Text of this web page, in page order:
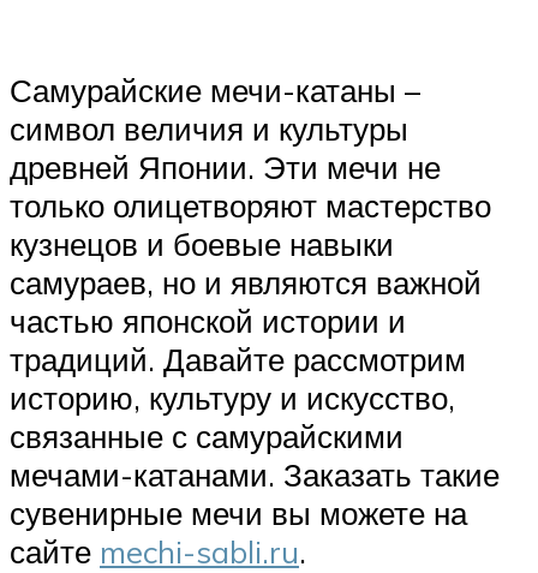
Самурайские мечи-катаны –
символ величия и культуры
древней Японии. Эти мечи не
только олицетворяют мастерство
кузнецов и боевые навыки
самураев, но и являются важной
частью японской истории и
традиций. Давайте рассмотрим
историю, культуру и искусство,
связанные с самурайскими
мечами-катанами. Заказать такие
сувенирные мечи вы можете на
сайте mechi-sabli.ru.